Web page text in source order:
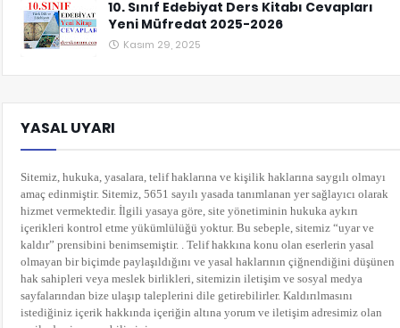
10. Sınıf Edebiyat Ders Kitabı Cevapları
Yeni Müfredat 2025-2026
Kasım 29, 2025
YASAL UYARI
Sitemiz, hukuka, yasalara, telif haklarına ve kişilik haklarına saygılı olmayı
amaç edinmiştir. Sitemiz, 5651 sayılı yasada tanımlanan yer sağlayıcı olarak
hizmet vermektedir. İlgili yasaya göre, site yönetiminin hukuka aykırı
içerikleri kontrol etme yükümlülüğü yoktur. Bu sebeple, sitemiz “uyar ve
kaldır” prensibini benimsemiştir. . Telif hakkına konu olan eserlerin yasal
olmayan bir biçimde paylaşıldığını ve yasal haklarının çiğnendiğini düşünen
hak sahipleri veya meslek birlikleri, sitemizin iletişim ve sosyal medya
sayfalarından bize ulaşıp taleplerini dile getirebilirler. Kaldırılmasını
istediğiniz içerik hakkında içeriğin altına yorumve iletişim adresimiz olan